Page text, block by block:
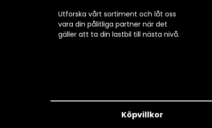
Utforska vårt sortiment och låt oss
vara din pålitliga partner när det
gäller att ta din lastbil till nästa nivå.
Köpvillkor